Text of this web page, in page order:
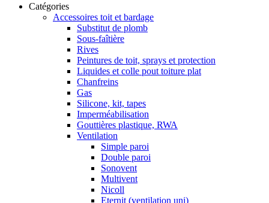
Catégories
Accessoires toit et bardage
Substitut de plomb
Sous-faîtière
Rives
Peintures de toit, sprays et protection
Liquides et colle pout toiture plat
Chanfreins
Gas
Silicone, kit, tapes
Imperméabilisation
Gouttières plastique, RWA
Ventilation
Simple paroi
Double paroi
Sonovent
Multivent
Nicoll
Eternit (ventilation uni)